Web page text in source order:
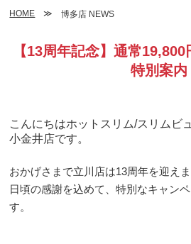
HOME 博多店 NEWS
【13周年記念】通常
特別案内
こんにちはホットスリム/スリムビ
小金井店です。
おかげさまで立川店は13周年を迎えま
日頃の感謝を込めて、特別なキャン
す。